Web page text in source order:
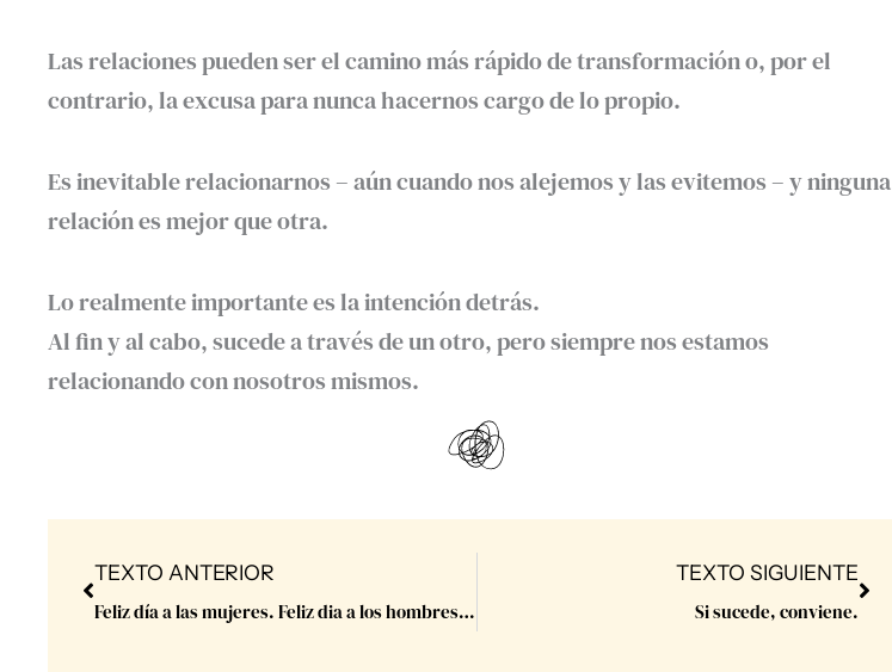
Las relaciones pueden ser el camino más rápido de transformación o, por el
contrario, la excusa para nunca hacernos cargo de lo propio.
Es inevitable relacionarnos – aún cuando nos alejemos y las evitemos – y ninguna
relación es mejor que otra.
Lo realmente importante es la intención detrás.
Al fin y al cabo, sucede a través de un otro, pero siempre nos estamos
relacionando con nosotros mismos.
Prev
TEXTO ANTERIOR
Feliz día a las mujeres. Feliz dia a los hombres. Feliz dia a todos.
TEXTO SIGUIENTE
Si sucede, conviene.